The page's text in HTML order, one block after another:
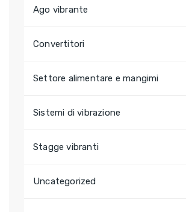
Ago vibrante
Convertitori
Settore alimentare e mangimi
Sistemi di vibrazione
Stagge vibranti
Uncategorized